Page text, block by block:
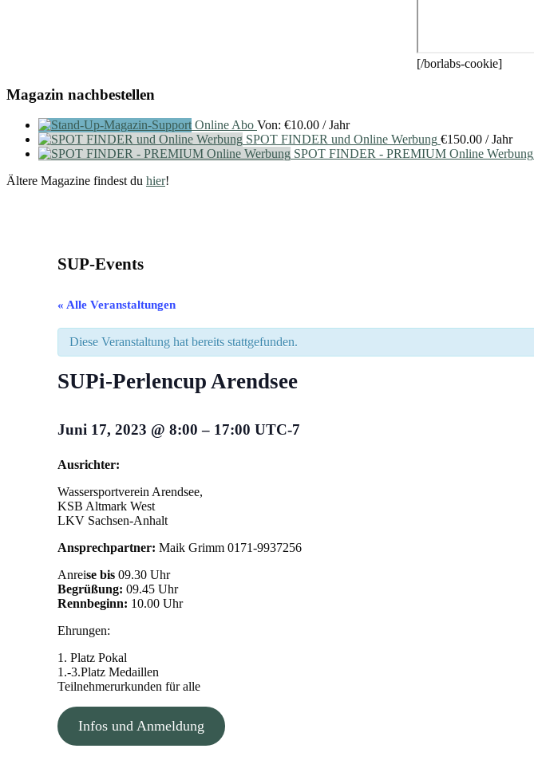
[/borlabs-cookie]
Magazin nachbestellen
Online Abo Von: €10.00 / Jahr
SPOT FINDER und Online Werbung €150.00 / Jahr
SPOT FINDER - PREMIUM Online Werbung
Ältere Magazine findest du hier!
SUP-Events
« Alle Veranstaltungen
Diese Veranstaltung hat bereits stattgefunden.
SUPi-Perlencup Arendsee
Juni 17, 2023 @ 8:00– 17:00 UTC-7
Ausrichter:
Wassersportverein Arendsee,
KSB Altmark West
LKV Sachsen-Anhalt
Ansprechpartner: Maik Grimm 0171-9937256
Anreise bis 09.30 Uhr
Begrüßung: 09.45 Uhr
Rennbeginn: 10.00 Uhr
Ehrungen:
1. Platz Pokal
1.-3.Platz Medaillen
Teilnehmerurkunden für alle
Infos und Anmeldung